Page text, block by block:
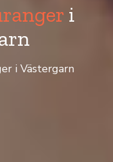
i
i Västergarn